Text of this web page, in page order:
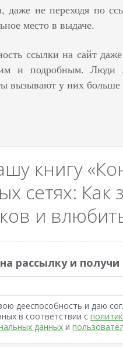
даже не переходя по
место в выдаче.
ссылки на сайт
и подробным.
вызывают у них больше
книгу
сетях: Как
и
рассылку и получи
дееспособность и даю
в соответствии с
данных и